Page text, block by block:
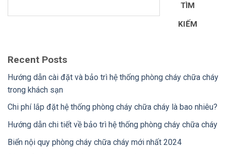
TÌM
KIẾM
Recent Posts
Hướng dẫn cài đặt và bảo trì hệ thống phòng cháy chữa cháy
trong khách sạn
Chi phí lắp đặt hệ thống phòng cháy chữa cháy là bao nhiêu?
Hướng dẫn chi tiết về bảo trì hệ thống phòng cháy chữa cháy
Biển nội quy phòng cháy chữa cháy mới nhất 2024